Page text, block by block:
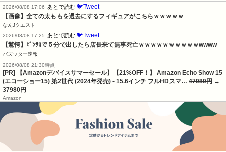
2026/08/08 17:06
あとで読む 🐦Tweet
【画像】全ての太ももを過去にするフィギュアがこちらｗｗｗｗｗ
なんJクエスト
2026/08/08 17:25
あとで読む 🐦Tweet
【驚愕】ﾋﾟﾝｻﾛで５分で出したら店長来て無事死亡ｗｗｗｗｗｗｗｗｗｗwwww
バズッター速報
2026/08/08 21:30時点
[PR] 【Amazonデバイスサマーセール】【21%OFF！】 Amazon Echo Show 15
(エコーショー15) 第2世代 (2024年発売) - 15.6インチ フルHDスマ… 47980円 →
37980円
Amazon